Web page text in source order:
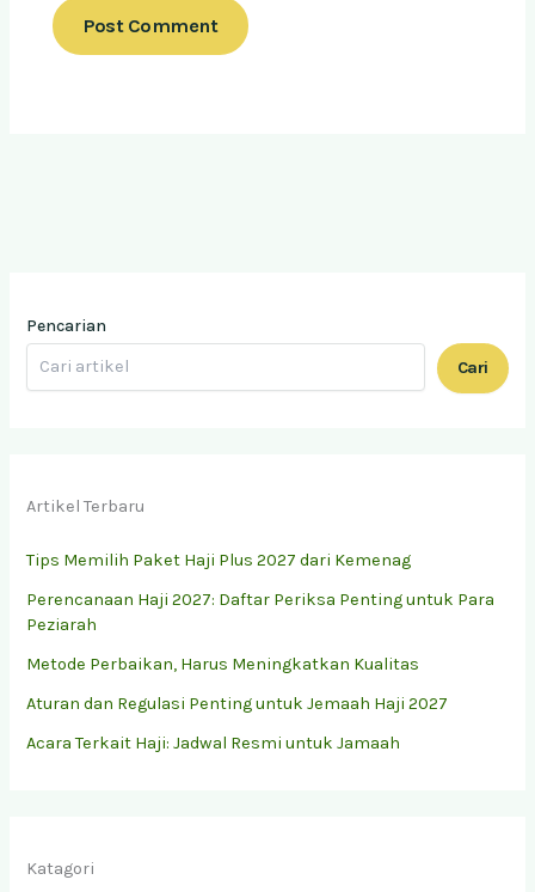
Pencarian
Cari
Artikel Terbaru
Tips Memilih Paket Haji Plus 2027 dari Kemenag
Perencanaan Haji 2027: Daftar Periksa Penting untuk Para
Peziarah
Metode Perbaikan, Harus Meningkatkan Kualitas
Aturan dan Regulasi Penting untuk Jemaah Haji 2027
Acara Terkait Haji: Jadwal Resmi untuk Jamaah
Katagori